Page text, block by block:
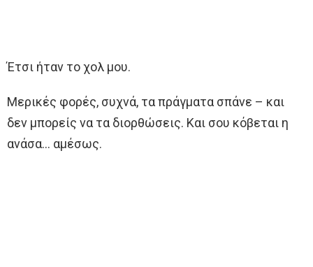
Έτσι ήταν το χολ μου.
Μερικές φορές, συχνά, τα πράγματα σπάνε – και
δεν μπορείς να τα διορθώσεις. Και σου κόβεται η
ανάσα… αμέσως.